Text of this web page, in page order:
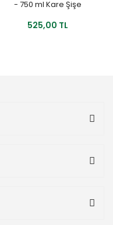
- 750 ml Kare Şişe
525,00 TL